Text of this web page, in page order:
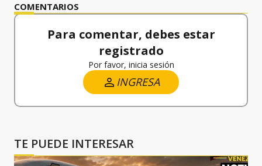
COMENTARIOS
Para comentar, debes estar
registrado
Por favor, inicia sesión
INGRESA
TE PUEDE INTERESAR